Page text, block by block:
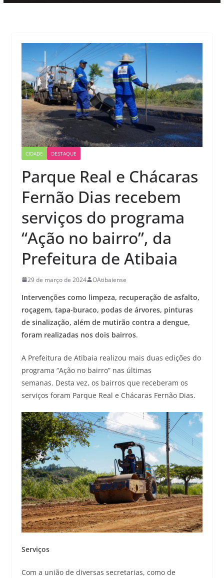
CIDADE DESTAQUE
Parque Real e Chácaras
Fernão Dias recebem
serviços do programa
“Ação no bairro”, da
Prefeitura de Atibaia
29 de março de 2024 OAtibaiense
Intervenções como limpeza, recuperação de asfalto,
roçagem, tapa-buraco, podas de árvores, pinturas
de sinalização, além de mutirão contra a dengue,
foram realizadas nos dois bairros.
A Prefeitura de Atibaia realizou mais duas edições do
programa “Ação no bairro” nas últimas
semanas. Desta vez, os bairros que receberam os
serviços foram Parque Real e Chácaras Fernão Dias.
Serviços
Com a união de diversas secretarias, como de